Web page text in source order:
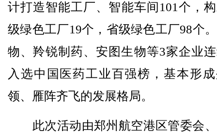
计打造智能工厂、智能车间101个，
级绿色工厂19个，省级绿色工厂98个
物、羚锐制药、安图生物等3家企业
入选中国医药工业百强榜，基本形
领、雁阵齐飞的发展格局。
此次活动由郑州航空港区管委会